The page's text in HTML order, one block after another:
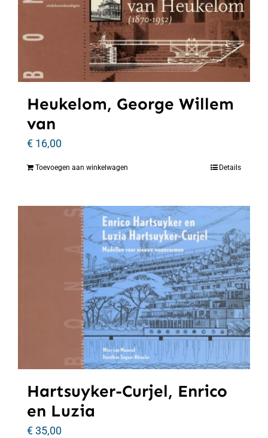
Heukelom, George Willem
van
€ 16,00
Toevoegen aan winkelwagen Details
Hartsuyker-Curjel, Enrico
en Luzia
€35,00